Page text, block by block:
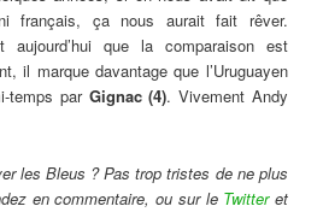
français, ça nous aurait fait rêver.
aujourd’hui que la comparaison est
il marque davantage que l’Uruguayen
temps par Gignac (4). Vivement Andy
les Bleus ? Pas trop tristes de ne plus
en commentaire, ou sur le Twitteret